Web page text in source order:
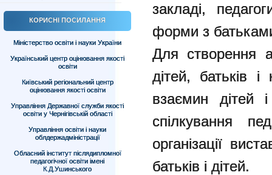
КОРИСНІ ПОСИЛАННЯ
Міністерство освіти і науки України
Український центр оцінювання якості
освіти
Київський регіональний центр
оцінювання якості освіти
Управління Державної служби якості
освіти у Чернігівській області
Управління освіти і науки
облдержадміністрації
Обласний інститут післядипломної
педагогічної освіти імені
К.Д.Ушинського
закладі,
форми з
Для створення
дітей, батьків і
взаємин дітей
спілкування
організації
батьків і дітей.